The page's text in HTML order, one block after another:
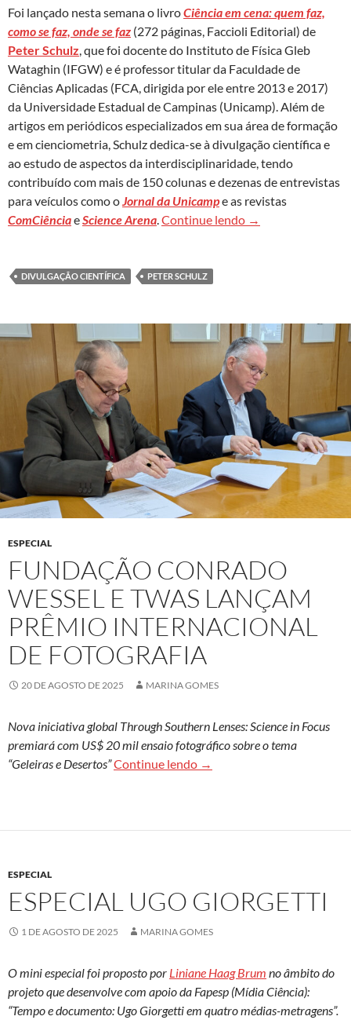
Foi lançado nesta semana o livroCiência em cena: quem faz,
como se faz, onde se faz (272 páginas, Faccioli Editorial) de
Peter Schulz, que foi docente do Instituto de Física Gleb
Wataghin (IFGW) e é professor titular da Faculdade de
Ciências Aplicadas (FCA, dirigida por ele entre 2013 e 2017)
da Universidade Estadual de Campinas (Unicamp). Além de
artigos em periódicos especializados em sua área de formação
e em cienciometria, Schulz dedica-se à divulgação científica e
ao estudo de aspectos da interdisciplinaridade, tendo
contribuído com mais de 150 colunas e dezenas de entrevistas
para veículos como oJornal da Unicampe as revistas
ComCiênciaeScience Arena.Continue lendo Físico lança livro
→
DIVULGAÇÃO CIENTÍFICA PETER SCHULZ
ESPECIAL
FUNDAÇÃO CONRADO
WESSEL E TWAS LANÇAM
PRÊMIO INTERNACIONAL
DE FOTOGRAFIA
20 DE AGOSTO DE 2025 MARINA GOMES
Nova iniciativa global Through Southern Lenses: Science in Focus
premiará com US$ 20 mil ensaio fotográfico sobre o tema
“Geleiras e Desertos”Continue lendo Fundação Conrado
→
ESPECIAL
ESPECIAL UGO GIORGETTI
1 DE AGOSTO DE 2025 MARINA GOMES
O mini especial foi proposto por Liniane Haag Brum no âmbito do
projeto que desenvolve com apoio da Fapesp (Mídia Ciência):
“Tempo e documento: Ugo Giorgetti em quatro médias-metragens”.